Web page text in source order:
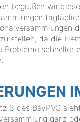
begrüßen wir
stellen, da die
schneller
3 des BayPVG
ganz